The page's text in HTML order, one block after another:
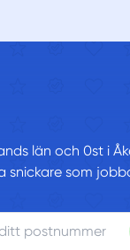
län och 0st i
snickare som